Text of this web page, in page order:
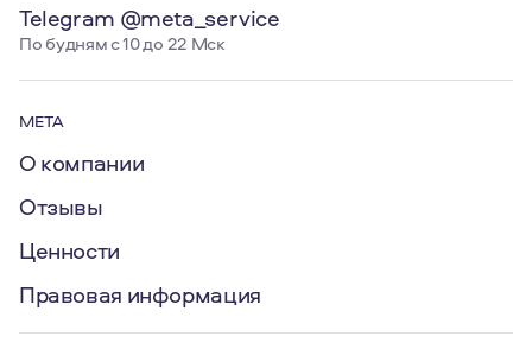
Telegram @meta_service
По будням с 10 до 22 Мск
МЕТА
О компании
Отзывы
Ценности
Правовая информация